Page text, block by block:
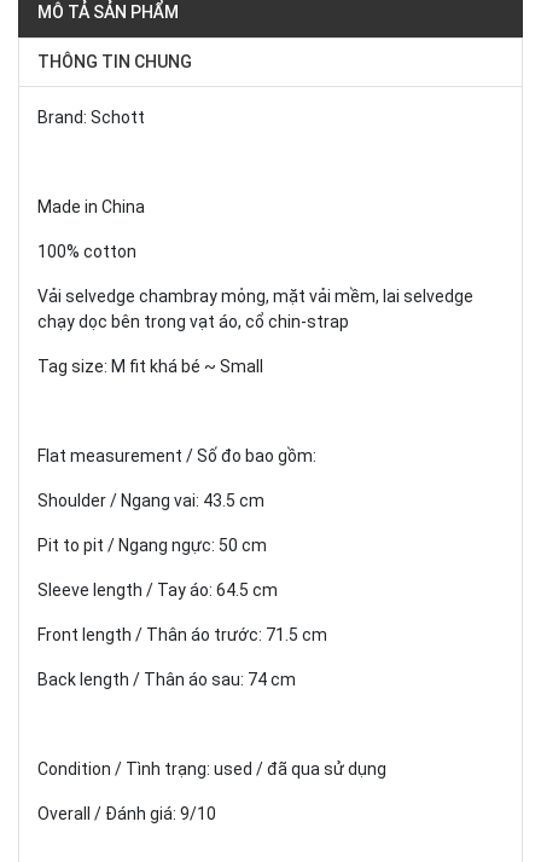
MÔ TẢ SẢN PHẨM
THÔNG TIN CHUNG
Brand: Schott
Made in China
100% cotton
Vải selvedge chambray mỏng, mặt vải mềm, lai selvedge
chạy dọc bên trong vạt áo, cổ chin-strap
Tag size: M fit khá bé ~ Small
Flat measurement / Số đo bao gồm:
Shoulder / Ngang vai: 43.5 cm
Pit to pit / Ngang ngực: 50 cm
Sleeve length / Tay áo: 64.5 cm
Front length / Thân áo trước: 71.5 cm
Back length / Thân áo sau: 74 cm
Condition / Tình trạng: used / đã qua sử dụng
Overall / Đánh giá: 9/10